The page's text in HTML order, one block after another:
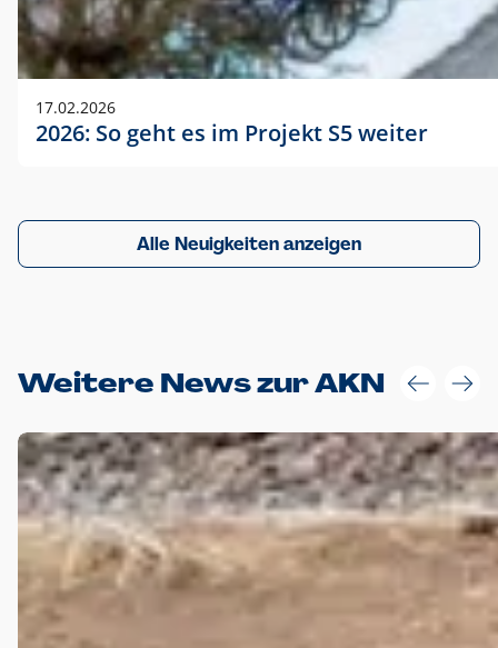
17.02.2026
2026: So geht es im Projekt S5 weiter
Alle Neuigkeiten anzeigen
Weitere News zur AKN